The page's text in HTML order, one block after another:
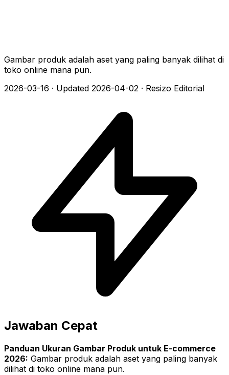
Gambar produk adalah aset yang paling banyak dilihat di
toko online mana pun.
2026-03-16 · Updated 2026-04-02 · Resizo Editorial
Jawaban Cepat
Panduan Ukuran Gambar Produk untuk E-commerce
2026: Gambar produk adalah aset yang paling banyak
dilihat di toko online mana pun.